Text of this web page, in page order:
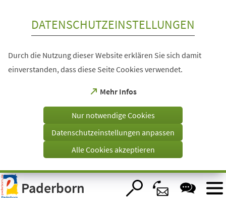
Visuelle
Assistenzsoftware
öffnen.
DATENSCHUTZEINSTELLUNGEN
Durch die Nutzung dieser Website erklären Sie sich damit
einverstanden, dass diese Seite Cookies verwendet.
Mehr Infos
(Öffnet
einem
Tab)
Nur notwendige Cookies
Datenschutzeinstellungen anpassen
Alle Cookies akzeptieren
Paderborn